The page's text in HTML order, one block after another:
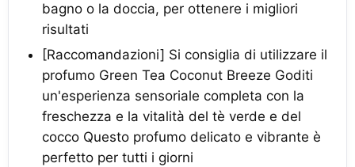
bagno o la doccia, per ottenere i migliori
risultati
[Raccomandazioni] Si consiglia di utilizzare il
profumo Green Tea Coconut Breeze Goditi
un'esperienza sensoriale completa con la
freschezza e la vitalità del tè verde e del
cocco Questo profumo delicato e vibrante è
perfetto per tutti i giorni